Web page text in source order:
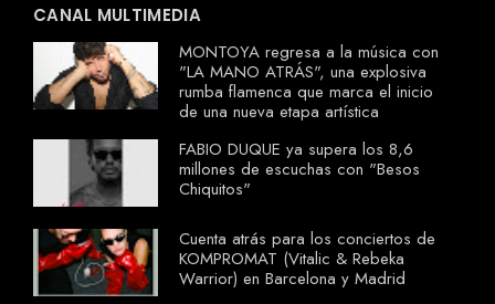
CANAL MULTIMEDIA
MONTOYA regresa a la música con
"LA MANO ATRÁS", una explosiva
rumba flamenca que marca el inicio
de una nueva etapa artística
FABIO DUQUE ya supera los 8,6
millones de escuchas con "Besos
Chiquitos"
Cuenta atrás para los conciertos de
KOMPROMAT (Vitalic & Rebeka
Warrior) en Barcelona y Madrid